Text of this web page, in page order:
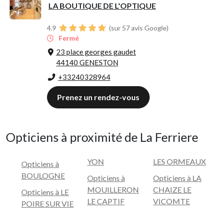
LA BOUTIQUE DE L'OPTIQUE
4.9
(sur 57 avis Google)
Fermé
23 place georges gaudet
44140 GENESTON
+33240328964
Prenez un rendez-vous
Opticiens à proximité de La Ferriere
Opticiens à
BOULOGNE
Opticiens à LE
POIRE SUR VIE
YON
Opticiens à
MOUILLERON
LE CAPTIF
LES ORMEAUX
Opticiens à LA
CHAIZE LE
VICOMTE